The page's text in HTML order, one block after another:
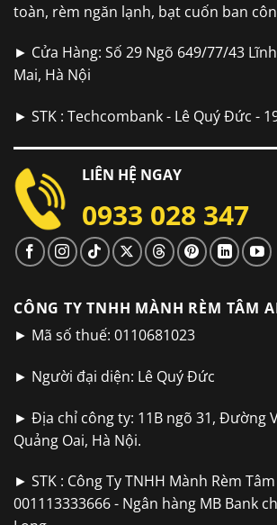
toàn, rèm ngăn lạnh, bạt cuốn ban
► Cửa Hàng: Số 29 Ngõ 649/77/43
Mai, Hà Nội
► STK : Techcombank - Lê Quý Đức -
LIÊN HỆ NGAY
0933 028 347
CÔNG TY TNHH MÀNH RÈM TÂM
► Mã số thuế: 0110681023
► Người đại diện: Lê Quý Đức
► Địa chỉ công ty: 11B ngõ 31, Đường
Quảng Oai, Hà Nội.
► STK : Công Ty TNHH Mành Rèm
001113333666 - Ngân hàng MB Bank